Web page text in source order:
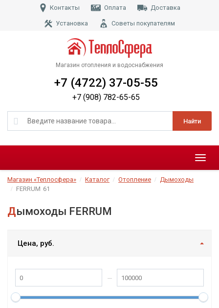
Контакты Оплата Доставка
Установка Советы покупателям
Магазин отопления и водоснабжения
Найти
+7 (4722) 37-05-55
+7 (908) 782-65-65
Меню
Магазин «Теплосфера» Каталог Отопление
Дымоходы
FERRUM 61
Дымоходы FERRUM
Цена, руб.